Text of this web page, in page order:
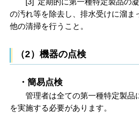
[3] 定期的に第一種特定製品の
の汚れ等を除去し、排水受けに溜ま
他の清掃を行うこと。
（2）機器の点検
・ 簡易点検
管理者は全ての第一種特定製品
を実施する必要があります。